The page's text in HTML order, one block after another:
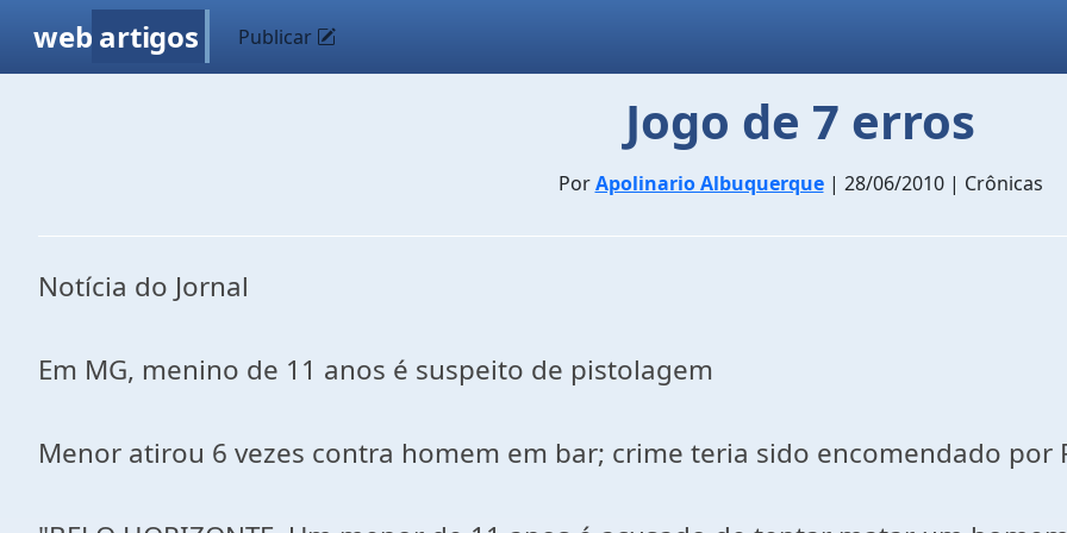
web artigos Publicar
Jogo de 7 erros
PorApolinario Albuquerque| 28/06/2010 | Crônicas
Notícia do Jornal
Em MG, menino de 11 anos é suspeito de pistolagem
Menor atirou 6 vezes contra homem em bar; crime teria sido encomendado por